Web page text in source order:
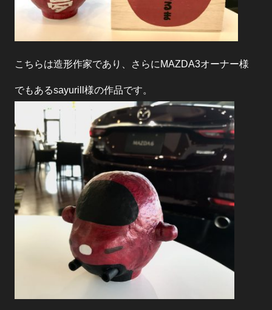
こちらは造形作家であり、さらにMAZDA3オーナー様
でもあるsayurill様の作品です。